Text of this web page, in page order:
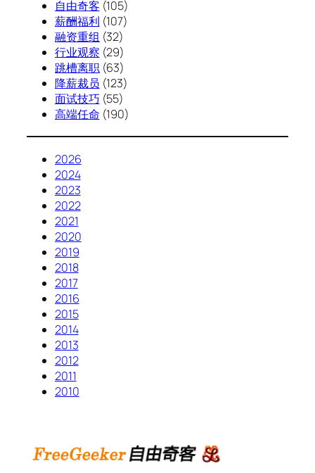
自由奇客 (105)
薪酬福利 (107)
融资重组 (32)
行业观察 (29)
跳槽离职(63)
降薪裁员 (123)
面试技巧 (55)
高端任命 (190)
2026
2024
2023
2022
2021
2020
2019
2018
2017
2016
2015
2014
2013
2012
2011
2010